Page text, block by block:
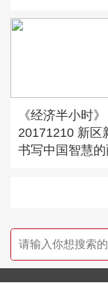
《经济半小时》
20171210 新区
书写中国智慧